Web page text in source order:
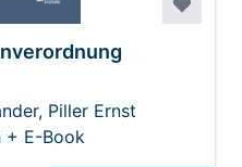
Piller Ernst
+ E-Book